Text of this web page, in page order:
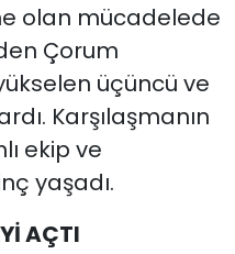
olan mücadelede
Çorum
üçüncü ve
Karşılaşmanın
ekip ve
yaşadı.
AÇTI